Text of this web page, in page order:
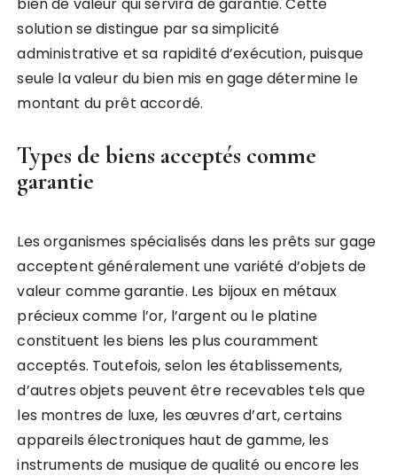
solution se distingue par sa simplicité
administrative et sa rapidité d’exécution, puisque
seule la valeur du bien mis en gage détermine le
montant du prêt accordé.
Types de biens acceptés comme
garantie
Les organismes spécialisés dans les prêts sur gage
acceptent généralement une variété d’objets de
valeur comme garantie. Les bijoux en métaux
précieux comme l’or, l’argent ou le platine
constituent les biens les plus couramment
acceptés. Toutefois, selon les établissements,
d’autres objets peuvent être recevables tels que
les montres de luxe, les œuvres d’art, certains
appareils électroniques haut de gamme, les
instruments de musique de qualité ou encore les